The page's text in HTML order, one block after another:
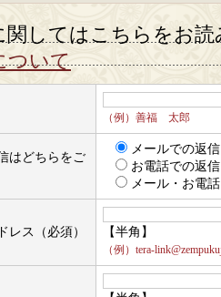
関してはこちらをお
ついて
（例）善福 太郎
はどちらをご
メールでの返信
お電話での返信
メール・お電
レス（必須） 【半角】
（例）tera-